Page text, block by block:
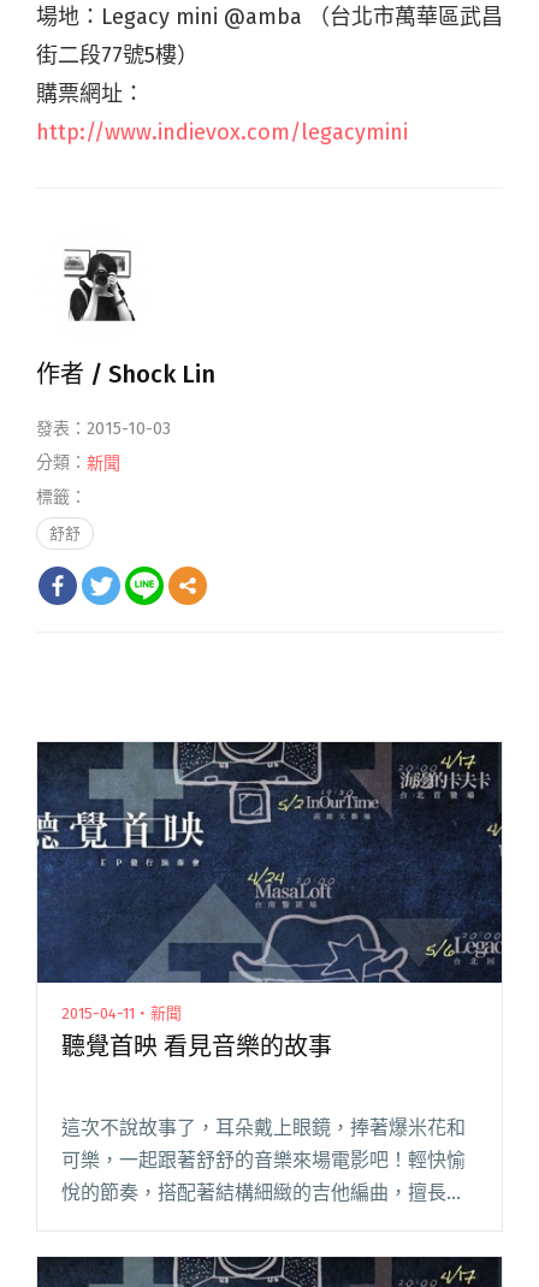
場地：Legacy mini @amba （台北市萬華區武昌
街二段77號5樓）
購票網址：
http://www.indievox.com/legacymini
作者 / Shock Lin
發表：2015-10-03
分類： 新聞
標籤：
舒舒
2015-04-11・新聞
聽覺首映 看見音樂的故事
這次不說故事了，耳朵戴上眼鏡，捧著爆米花和
可樂，一起跟著舒舒的音樂來場電影吧！輕快愉
悅的節奏，搭配著結構細緻的吉他編曲，擅長彈
指吉他的舒舒，即將發行個人單曲「聽覺首
映」，用音樂旋律呈現一段段鮮明的畫面。作品